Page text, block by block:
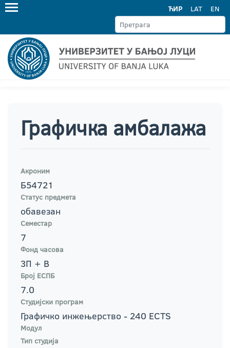
ЋИР LAT EN
Графичка амбалажа
Акроним
Б54721
Статус предмета
обавезан
Семестар
7
Фонд часова
3П + В
Број ЕСПБ
7.0
Студијски програм
Графичко инжењерство - 240 ECTS
Модул
Тип студија